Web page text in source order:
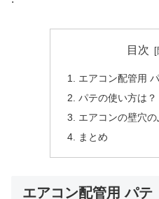
目次
エアコン配管用
パテの使い方は？
エアコンの壁穴の
まとめ
エアコン配管用 パテ